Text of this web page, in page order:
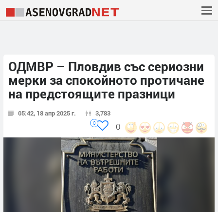
ОДМВР – Пловдив cъс сериозни
мерки за спокойното протичане
на предстоящите празници
05:42, 18 апр 2025 г. 3,783
0
0